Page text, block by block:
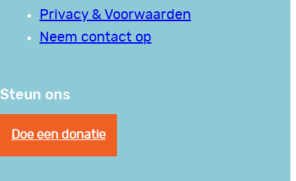
Privacy & Voorwaarden
Neem contact op
Steun ons
Doe een donatie